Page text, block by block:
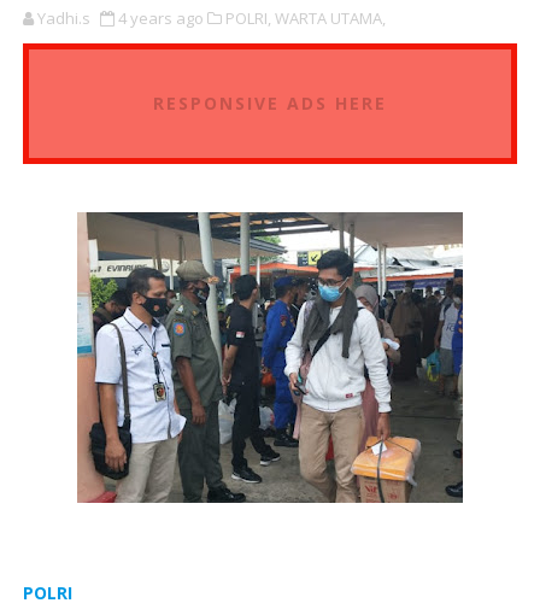
Yadhi.s 4 years ago POLRI, WARTA UTAMA,
RESPONSIVE ADS HERE
POLRI